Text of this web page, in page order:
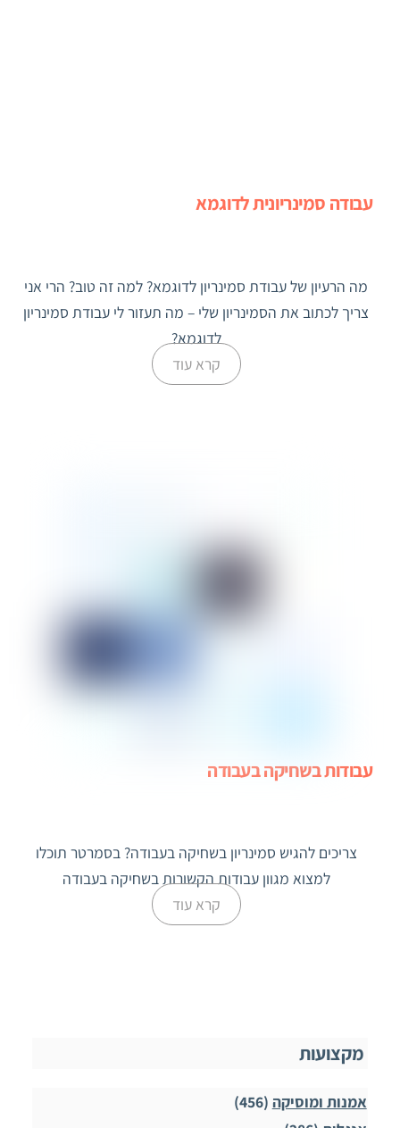
עבודה סמינריונית לדוגמא
מה הרעיון של עבודת סמינריון לדוגמא? למה זה טוב? הרי אני
צריך לכתוב את הסמינריון שלי – מה תעזור לי עבודת סמינריון
לדוגמא?
קרא עוד
עבודות בשחיקה בעבודה
צריכים להגיש סמינריון בשחיקה בעבודה? בסמרטר תוכלו
למצוא מגוון עבודות הקשורות בשחיקה בעבודה
קרא עוד
מקצועות
אמנות ומוסיקה (456)